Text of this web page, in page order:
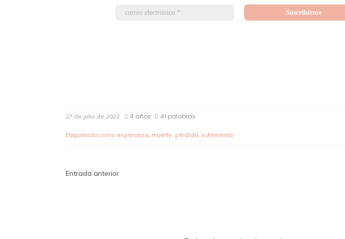
27 de julio de 2022 4 años 41 palabras
Etiquetado como esperanza, muerte, pérdida, sufrimiento
Navegación
Entrada anterior